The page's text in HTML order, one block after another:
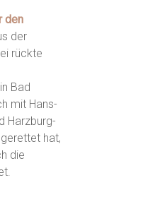
den
der
rückte
Bad
mit Hans-
Harzburg-
hat,
die